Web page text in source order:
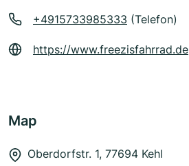
+4915733985333 (Telefon)
https://www.freezisfahrrad.de
Map
Oberdorfstr. 1, 77694 Kehl